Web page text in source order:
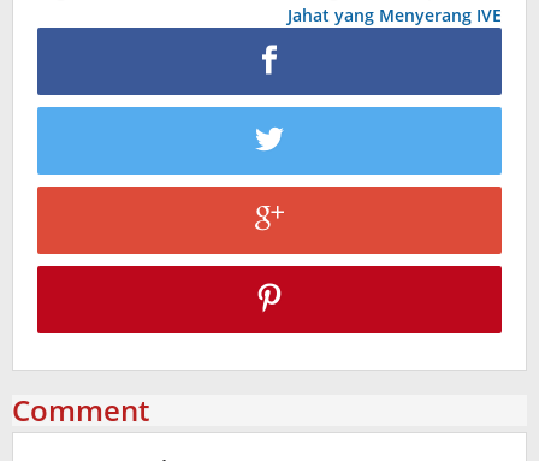
Jahat yang Menyerang IVE
Comment